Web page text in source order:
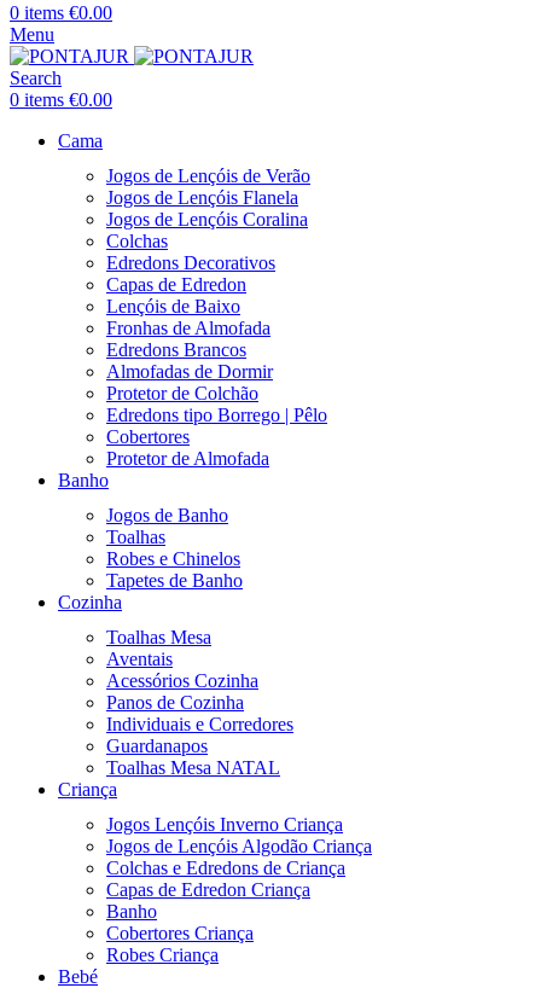
0 items €0.00
Menu
Search
0 items €0.00
Cama
Jogos de Lençóis de Verão
Jogos de Lençóis Flanela
Jogos de Lençóis Coralina
Colchas
Edredons Decorativos
Capas de Edredon
Lençóis de Baixo
Fronhas de Almofada
Edredons Brancos
Almofadas de Dormir
Protetor de Colchão
Edredons tipo Borrego | Pêlo
Cobertores
Protetor de Almofada
Banho
Jogos de Banho
Toalhas
Robes e Chinelos
Tapetes de Banho
Cozinha
Toalhas Mesa
Aventais
Acessórios Cozinha
Panos de Cozinha
Individuais e Corredores
Guardanapos
Toalhas Mesa NATAL
Criança
Jogos Lençóis Inverno Criança
Jogos de Lençóis Algodão Criança
Colchas e Edredons de Criança
Capas de Edredon Criança
Banho
Cobertores Criança
Robes Criança
Bebé